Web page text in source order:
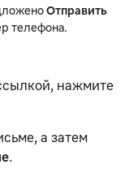
Отправить
телефона.
нажмите
а затем
.